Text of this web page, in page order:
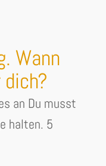
Wann
an Du musst
halten. 5